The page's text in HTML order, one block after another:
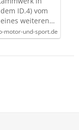
ID.4) vom
weiteren…
motor-und-sport.de